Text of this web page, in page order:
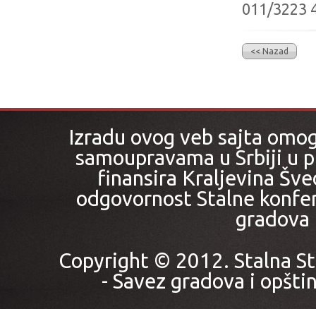
011/3223
<< Nazad
Izradu ovog veb sajta
samoupravama u Srbiji u
finansira Kraljevina
odgovornost Stalne
gradova
Copyright © 2012. Stalna
- Savez gradova i